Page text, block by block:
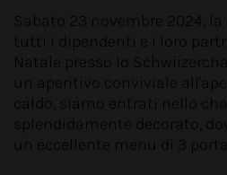
Sabato 23 novembre 2024,
tutti i dipendenti e i loro
Natale presso lo
un aperitivo conviviale
caldo, siamo entrati nello
splendidamente decorato,
un eccellente menu di 3